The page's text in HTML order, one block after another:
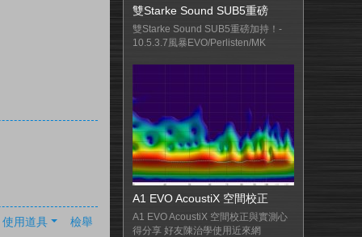
使用道具 檢舉
雙Starke Sound SUB5重磅
雙Starke Sound SUB5重磅加持！-
10.5.3.7風暴EVO/Perlisten/MK
A1 EVO AcoustiX 空間校正
A1 EVO AcoustiX 空間校正與實測心
得分享 好友陳治學使用近來網